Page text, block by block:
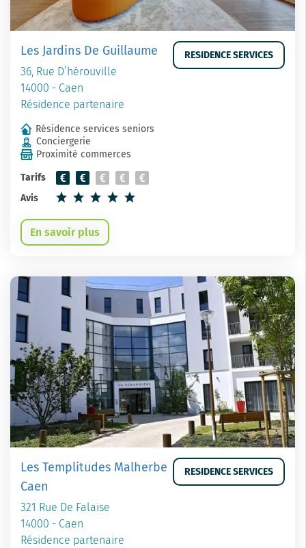
Les Jardins De Guillaume
36, Rue D’hérouville
14000 - Caen
Résidence partenaire
RESIDENCE SERVICES
Résidence services seniors
Conciergerie
Proximité commerces
Tarifs
Avis
En savoir plus
Les Templitudes Malherbe
Caen
321 Rue De Falaise
14000 - Caen
Résidence partenaire
RESIDENCE SERVICES